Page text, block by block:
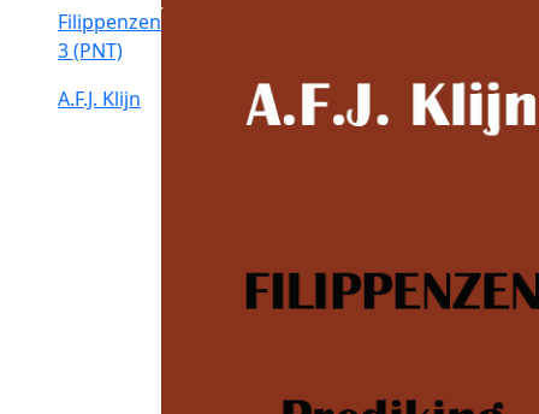
Filippenzen
3 (PNT)
A.F.J. Klijn